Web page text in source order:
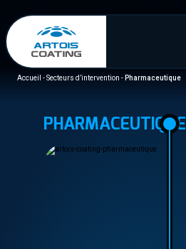
Accueil -Secteurs d’intervention - Pharmaceutique
PHARMACEUTIQUE